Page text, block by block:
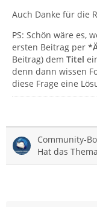
Auch Danke für die
PS: Schön wäre es,
ersten Beitrag per
Beitrag) dem Titel
denn dann wissen
diese Frage eine
Community-
Hat das